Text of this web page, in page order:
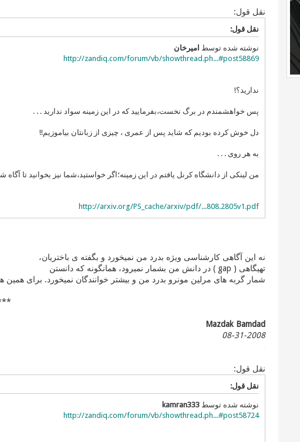
نقل قول:
نقل قول:
نوشته شده توسط امیرخان
http://zandiq.com/forum/vb/showthread.ph...#post58869
ندارید؟!
پس خواهشمندم در برگ نخست،بفرمایید که در این زمینه سواد ندارید . . .
دل خوش کرده بودیم که شاید پس از عمری ، چیزی از زبانتان بیاموزیم!!
به هر روی . . .
من لینکی از دانشگاه کرنل یافتم در این زمینه؛اگر خواستید،شما نیز بخوانید تا آگاه
http://arxiv.org/PS_cache/arxiv/pdf/...808.2805v1.pdf
نه این آگاهی كارشناسی ویژه بدرد من نمیخورد و بگفته ی باختریان،
تهیگاهی ( gap ) در دانش من بشمار نمیرود، همانگونه كه دانستن
شمار گربه های مرلین مونرو بدرد من و بیشتر خوانندگان نمیخورد. برای همین
Mazdak Bamdad
08-31-2008
نقل قول:
نقل قول:
نوشته شده توسط kamran333
http://zandiq.com/forum/vb/showthread.ph...#post58724